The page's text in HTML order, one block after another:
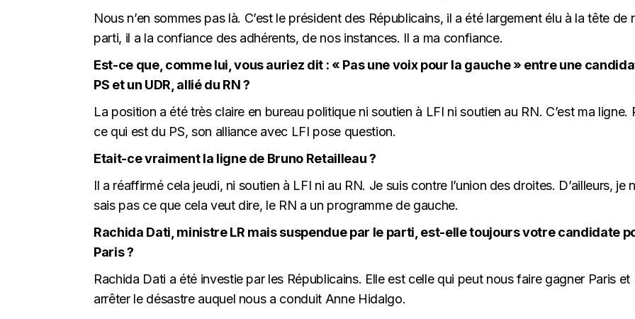
Nous n’en sommes pas là. C’est le président des Républicains, il a été largement élu à la tête de
parti, il a la confiance des adhérents, de nos instances. Il a ma confiance.
Est-ce que, comme lui, vous auriez dit : « Pas une voix pour la gauche » entre une
PS et un UDR, allié du RN ?
La position a été très claire en bureau politique ni soutien à LFI ni soutien au RN. C’est ma ligne.
ce qui est du PS, son alliance avec LFI pose question.
Etait-ce vraiment la ligne de Bruno Retailleau ?
Il a réaffirmé cela jeudi, ni soutien à LFI ni au RN. Je suis contre l’union des droites. D’ailleurs, je
sais pas ce que cela veut dire, le RN a un programme de gauche.
Rachida Dati, ministre LR mais suspendue par le parti, est-elle toujours votre candidate
Paris ?
Rachida Dati a été investie par les Républicains. Elle est celle qui peut nous faire gagner Paris et
arrêter le désastre auquel nous a conduit Anne Hidalgo.